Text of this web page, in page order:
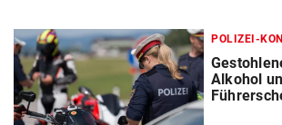
POLIZEI-
Alkohol